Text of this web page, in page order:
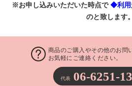
※お申し込みいただいた時点で◆利用
のと致します。
商品のご購入やその他のお問
お気軽にご連絡ください。
代表 06-6251-